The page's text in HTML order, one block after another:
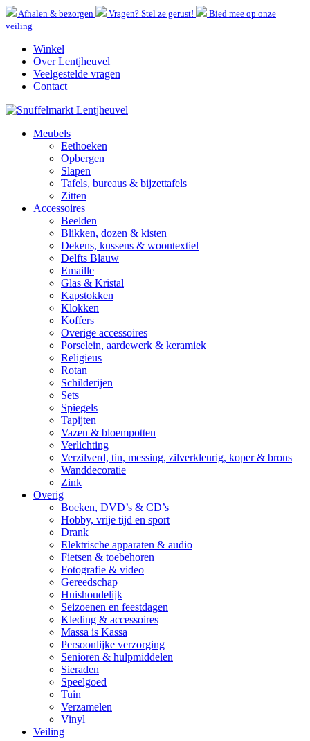
Afhalen & bezorgen Vragen? Stel ze gerust!
Bied mee op onze
veiling
Winkel
Over Lentjheuvel
Veelgestelde vragen
Contact
Meubels
Eethoeken
Opbergen
Slapen
Tafels, bureaus & bijzettafels
Zitten
Accessoires
Beelden
Blikken, dozen & kisten
Dekens, kussens & woontextiel
Delfts Blauw
Emaille
Glas & Kristal
Kapstokken
Klokken
Koffers
Overige accessoires
Porselein, aardewerk & keramiek
Religieus
Rotan
Schilderijen
Sets
Spiegels
Tapijten
Vazen & bloempotten
Verlichting
Verzilverd, tin, messing, zilverkleurig, koper & brons
Wanddecoratie
Zink
Overig
Boeken, DVD’s & CD’s
Hobby, vrije tijd en sport
Drank
Elektrische apparaten & audio
Fietsen & toebehoren
Fotografie & video
Gereedschap
Huishoudelijk
Seizoenen en feestdagen
Kleding & accessoires
Massa is Kassa
Persoonlijke verzorging
Senioren & hulpmiddelen
Sieraden
Speelgoed
Tuin
Verzamelen
Vinyl
Veiling